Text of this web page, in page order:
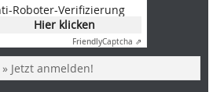
Roboter-Verifizierung
Hier klicken
FriendlyCaptcha ⇗
» Jetzt anmelden!